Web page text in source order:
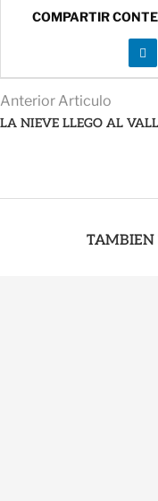
COMPARTIR
Anterior Articulo
LA NIEVE LLEGO AL
TAMBIEN